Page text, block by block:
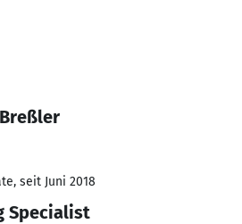
seit Juni 2018
Specialist